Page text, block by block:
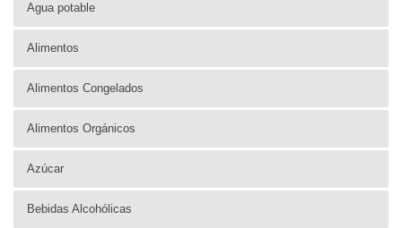
Agua potable
Alimentos
Alimentos Congelados
Alimentos Orgánicos
Azúcar
Bebidas Alcohólicas